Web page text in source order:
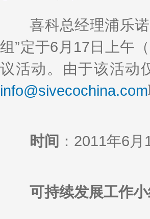
喜科总经理浦乐诺
组”定于6月17日上午
议活动。由于该活动
info@sivecochina.com
时间 ：2011年6
可持续发展工作
k
e
I
a
W
i
b